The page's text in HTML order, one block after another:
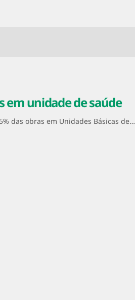
em unidade de saúde
das obras em Unidades Básicas de…